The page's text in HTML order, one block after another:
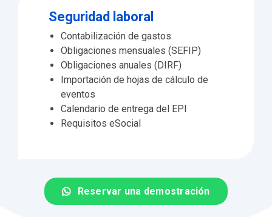
Seguridad laboral
Contabilización de gastos
Obligaciones mensuales (SEFIP)
Obligaciones anuales (DIRF)
Importación de hojas de cálculo de
eventos
Calendario de entrega del EPI
Requisitos eSocial
Reservar una demostración